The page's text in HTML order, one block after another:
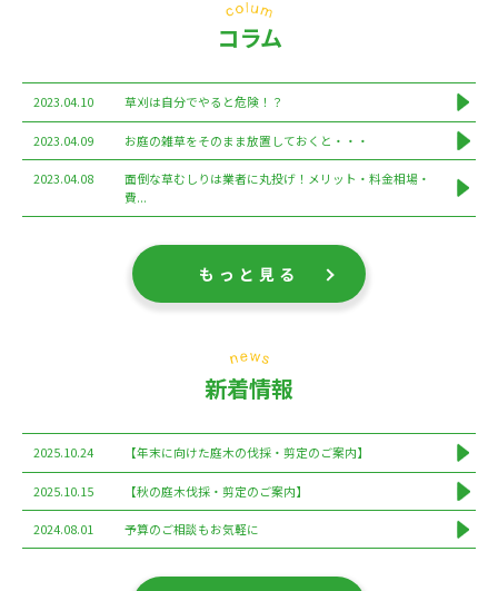
コラム
2023.04.10 草刈は自分でやると危険！？
2023.04.09 お庭の雑草をそのまま放置しておくと・・・
2023.04.08
面倒な草むしりは業者に丸投げ！メリット・料金相場・
費...
もっと見る
新着情報
2025.10.24 【年末に向けた庭木の伐採・剪定のご案内】
2025.10.15 【秋の庭木伐採・剪定のご案内】
2024.08.01 予算のご相談もお気軽に